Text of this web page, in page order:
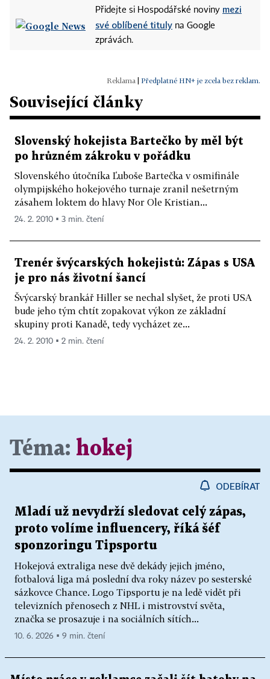
Přidejte si Hospodářské noviny mezi
své oblíbené tituly na Google
zprávách.
Předplatné HN+ je zcela bez reklam.
Související články
Slovenský hokejista Bartečko by měl být
po hrůzném zákroku v pořádku
Slovenského útočníka Ľuboše Bartečka v osmifinále
olympijského hokejového turnaje zranil nešetrným
zásahem loktem do hlavy Nor Ole Kristian...
24. 2. 2010 ▪ 3 min. čtení
Trenér švýcarských hokejistů: Zápas s USA
je pro nás životní šancí
Švýcarský brankář Hiller se nechal slyšet, že proti USA
bude jeho tým chtít zopakovat výkon ze základní
skupiny proti Kanadě, tedy vycházet ze...
24. 2. 2010 ▪ 2 min. čtení
Téma: hokej
ODEBÍRAT
Mladí už nevydrží sledovat celý zápas,
proto volíme influencery, říká šéf
sponzoringu Tipsportu
Hokejová extraliga nese dvě dekády jejich jméno,
fotbalová liga má poslední dva roky název po sesterské
sázkovce Chance. Logo Tipsportu je na ledě vidět při
televizních přenosech z NHL i mistrovství světa,
značka se prosazuje i na sociálních sítích...
10. 6. 2026 ▪ 9 min. čtení